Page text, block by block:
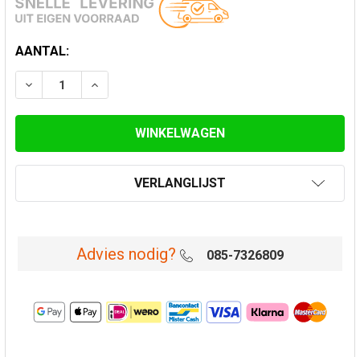
HUIDIGE
VOORRAAD:
AANTAL:
VERLAAG AANTAL VAN VLOERSTEUN MET DRAIN Ø
VERHOOG AANTAL VAN VLOERSTEUN MET
VERLANGLIJST
Advies nodig? 085-7326809